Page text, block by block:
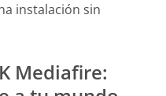
instalación sin
Mediafire: